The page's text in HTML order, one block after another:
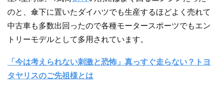
のと、傘下に置いたダイハツでも生産するほどよく売れて
中古車も多数出回ったので各種モータースポーツでもエン
トリーモデルとして多用されています。
「今は考えられない刺激と恐怖」真っすぐ走らない？トヨ
タヤリスのご先祖様とは